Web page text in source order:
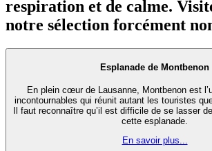
respiration et de calme.
notre sélection forcément
Esplanade de Montbenon
En plein cœur de Lausanne, Montbenon est
incontournables qui réunit autant les touristes
Il faut reconnaître qu’il est difficile de se lasser
cette esplanade.
En savoir plus...